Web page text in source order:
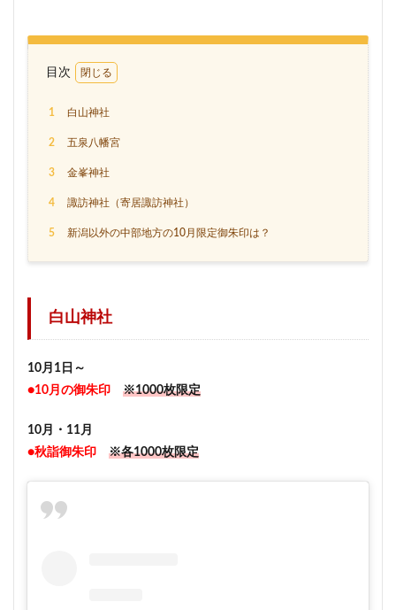
目次
1 白山神社
2 五泉八幡宮
3 金峯神社
4 諏訪神社（寄居諏訪神社）
5 新潟以外の中部地方の10月限定御朱印は？
白山神社
10月1日～
●10月の御朱印
※1000枚限定
10月・11月
●秋詣御朱印
※各1000枚限定